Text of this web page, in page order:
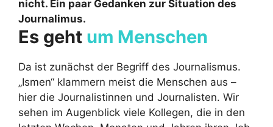
nicht. Ein paar Gedanken zur Situation des
Journalimus.
Es geht um Menschen
Da ist zunächst der Begriff des Journalismus.
„Ismen“ klammern meist die Menschen aus –
hier die Journalistinnen und Journalisten. Wir
sehen im Augenblick viele Kollegen, die in den